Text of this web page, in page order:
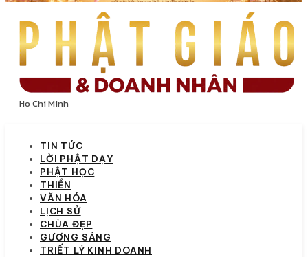
Ho Chi Minh
TIN TỨC
LỜI PHẬT DẠY
PHẬT HỌC
THIỀN
VĂN HÓA
LỊCH SỬ
CHÙA ĐẸP
GƯƠNG SÁNG
TRIẾT LÝ KINH DOANH